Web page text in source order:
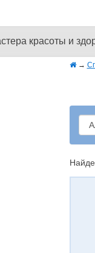
красоты и
→